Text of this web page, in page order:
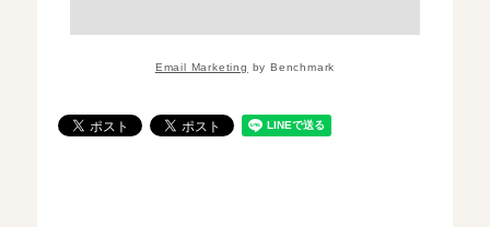
Email Marketing by Benchmark